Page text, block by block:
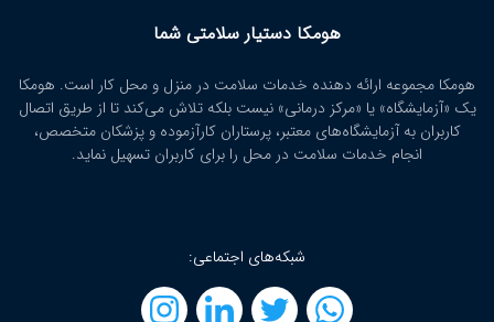
هومکا دستیار سلامتی شما
هومکا مجموعه ارائه‌ دهنده خدمات سلامت در منزل و محل کار است. هومکا
یک «آزمایشگاه» یا «مرکز درمانی» نیست بلکه تلاش می‌کند تا از طریق اتصال
کاربران به آزمایشگاه‌های معتبر، پرستاران کارآزموده و پزشکان متخصص،
انجام خدمات سلامت در محل را برای کاربران تسهیل نماید.
شبکه‌های اجتماعی: